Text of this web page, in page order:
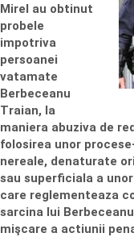
Mirel au obtinut
probele
impotriva
persoanei
vatamate
Berbeceanu
Traian, la
maniera abuziva de
folosirea unor
nereale, denaturate
sau superficiala a
care reglementeaza
sarcina lui
mişcare a actiunii